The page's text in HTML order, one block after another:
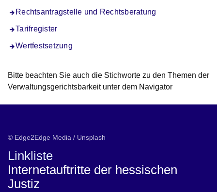
Rechtsantragstelle und Rechtsberatung
Tarifregister
Wertfestsetzung
Bitte beachten Sie auch die Stichworte zu den Themen der
Verwaltungsgerichtsbarkeit unter dem Navigator
© Edge2Edge Media / Unsplash
Linkliste
Internetauftritte der hessischen
Justiz